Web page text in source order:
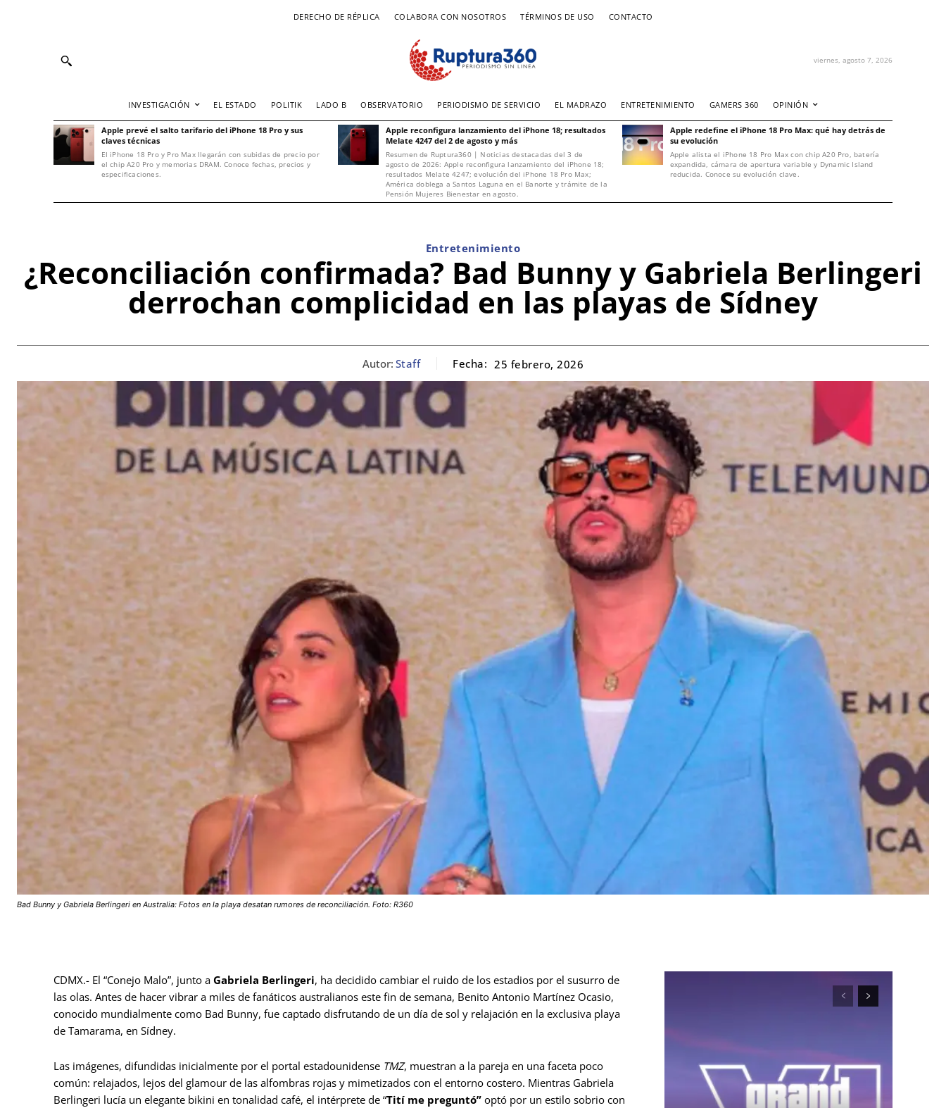
DERECHO DE RÉPLICA COLABORA CON NOSOTROS TÉRMINOS DE USO CONTACTO
viernes, agosto 7, 2026
INVESTIGACIÓN EL ESTADO POLITIK LADO B OBSERVATORIO PERIODISMO DE SERVICIO EL MADRAZO ENTRETENIMIENTO GAMERS 360 OPINIÓN
Apple prevé el salto tarifario del iPhone 18 Pro y sus
claves técnicas
El iPhone 18 Pro y Pro Max llegarán con subidas de precio por
el chip A20 Pro y memorias DRAM. Conoce fechas, precios y
especificaciones.
Apple reconfigura lanzamiento del iPhone 18; resultados
Melate 4247 del 2 de agosto y más
Resumen de Ruptura360 | Noticias destacadas del 3 de
agosto de 2026: Apple reconfigura lanzamiento del iPhone 18;
resultados Melate 4247; evolución del iPhone 18 Pro Max;
América doblega a Santos Laguna en el Banorte y trámite de la
Pensión Mujeres Bienestar en agosto.
Apple redefine el iPhone 18 Pro Max: qué hay detrás de
su evolución
Apple alista el iPhone 18 Pro Max con chip A20 Pro, batería
expandida, cámara de apertura variable y Dynamic Island
reducida. Conoce su evolución clave.
Entretenimiento
¿Reconciliación confirmada? Bad Bunny y Gabriela Berlingeri
derrochan complicidad en las playas de Sídney
Autor: Staff Fecha: 25 febrero, 2026
Bad Bunny y Gabriela Berlingeri en Australia: Fotos en la playa desatan rumores de reconciliación. Foto: R360
CDMX.- El “Conejo Malo”, junto a Gabriela Berlingeri, ha decidido cambiar el ruido de los estadios por el susurro de
las olas. Antes de hacer vibrar a miles de fanáticos australianos este fin de semana, Benito Antonio Martínez Ocasio,
conocido mundialmente como Bad Bunny, fue captado disfrutando de un día de sol y relajación en la exclusiva playa
de Tamarama, en Sídney.
Las imágenes, difundidas inicialmente por el portal estadounidense TMZ, muestran a la pareja en una faceta poco
común: relajados, lejos del glamour de las alfombras rojas y mimetizados con el entorno costero. Mientras Gabriela
Berlingeri lucía un elegante bikini en tonalidad café, el intérprete de “Tití me preguntó” optó por un estilo sobrio con